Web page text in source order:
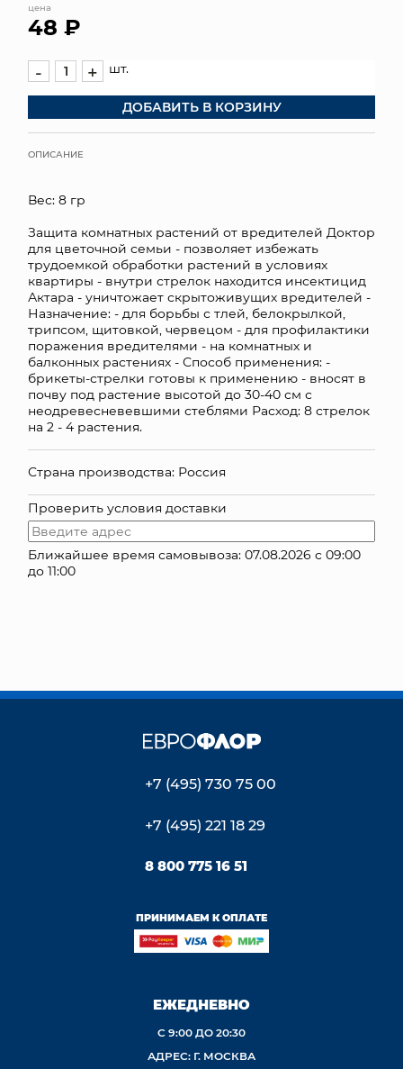
ПОДАРОЧНЫЕ КАРТЫ
ДОСТАВКА И ОПЛАТА
КОНТАКТЫ
цена
48 ₽
- + шт.
ДОБАВИТЬ В КОРЗИНУ
ОПИСАНИЕ
Вес: 8 гр
Защита комнатных растений от вредителей Доктор
для цветочной семьи - позволяет избежать
трудоемкой обработки растений в условиях
квартиры - внутри стрелок находится инсектицид
Актара - уничтожает скрытоживущих вредителей -
Назначение: - для борьбы с тлей, белокрылкой,
трипсом, щитовкой, червецом - для профилактики
поражения вредителями - на комнатных и
балконных растениях - Способ применения: -
брикеты-стрелки готовы к применению - вносят в
почву под растение высотой до 30-40 см с
неодревесневевшими стеблями Расход: 8 стрелок
на 2 - 4 растения.
Страна производства: Россия
Проверить условия доставки
Ближайшее время самовывоза: 07.08.2026 с 09:00
до 11:00
+7 (495) 730 75 00
+7 (495) 221 18 29
8 800 775 16 51
ПРИНИМАЕМ К ОПЛАТЕ
ЕЖЕДНЕВНО
С 9:00 ДО 20:30
АДРЕС: Г. МОСКВА